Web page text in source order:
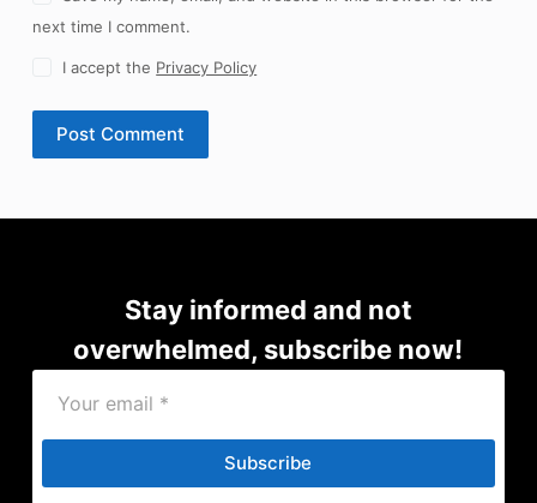
next time I comment.
I accept the Privacy Policy
Post Comment
Stay informed and not
overwhelmed, subscribe now!
Subscribe